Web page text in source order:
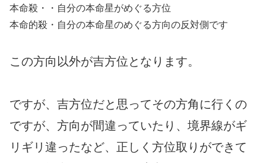
本命殺・・自分の本命星がめぐる方位
本命的殺・自分の本命星のめぐる方向の反対側です
この方向以外が吉方位となります。
ですが、吉方位だと思ってその方角に行くの
ですが、方向が間違っていたり、境界線がギ
リギリ違ったなど、正しく方位取りができて